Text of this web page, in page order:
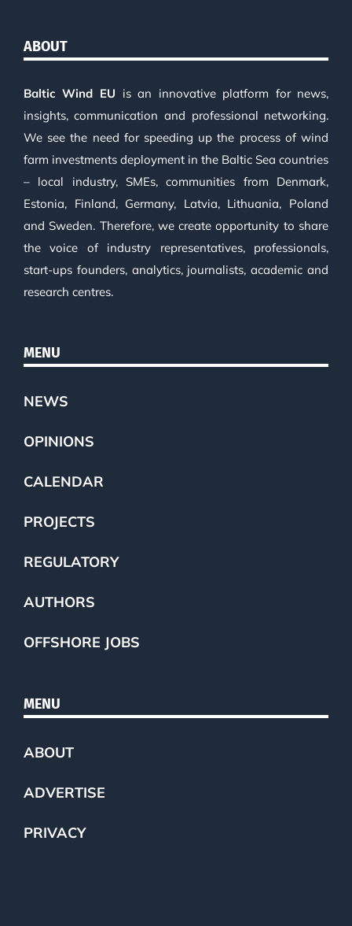
ABOUT
Baltic Wind EU is an innovative platform for news,
insights, communication and professional networking.
We see the need for speeding up the process of wind
farm investments deployment in the Baltic Sea countries
– local industry, SMEs, communities from Denmark,
Estonia, Finland, Germany, Latvia, Lithuania, Poland
and Sweden. Therefore, we create opportunity to share
the voice of industry representatives, professionals,
start-ups founders, analytics, journalists, academic and
research centres.
MENU
NEWS
OPINIONS
CALENDAR
PROJECTS
REGULATORY
AUTHORS
OFFSHORE JOBS
MENU
ABOUT
ADVERTISE
PRIVACY